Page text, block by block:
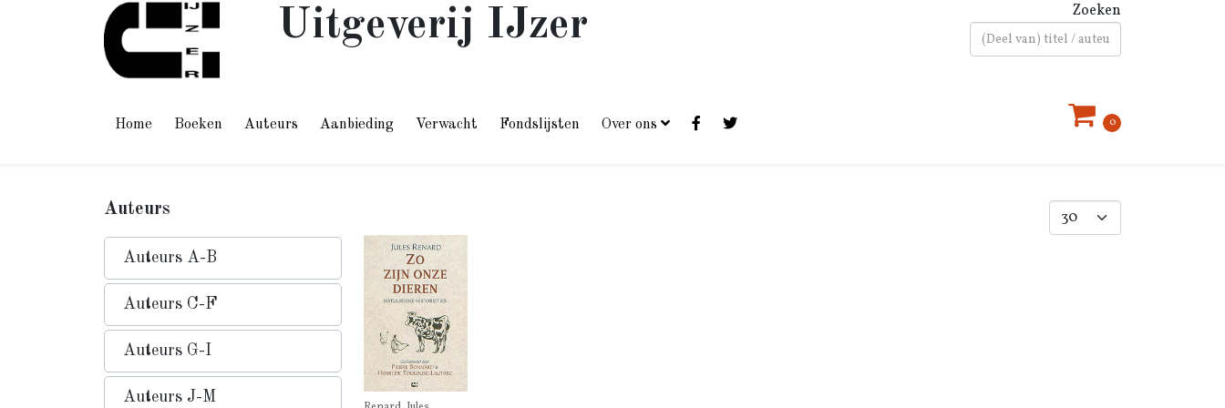
Uitgeverij IJzer Zoeken
Home Boeken Auteurs Aanbieding Verwacht Fondslijsten Over ons 0
Auteurs
Auteurs A-B
Auteurs C-F
Auteurs G-I
Auteurs J-M
Toon #